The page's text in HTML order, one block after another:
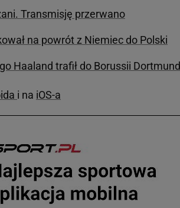
Transmisję przerwano
na powrót z Niemiec do Polski
Haaland trafił do Borussii Dortmund
i na iOS-a